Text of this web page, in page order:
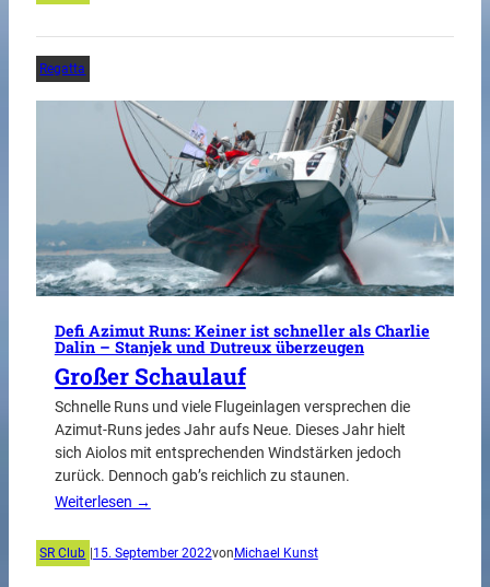
Regatta
Defi Azimut Runs: Keiner ist schneller als Charlie
Dalin – Stanjek und Dutreux überzeugen
Großer Schaulauf
Schnelle Runs und viele Flugeinlagen versprechen die
Azimut-Runs jedes Jahr aufs Neue. Dieses Jahr hielt
sich Aiolos mit entsprechenden Windstärken jedoch
zurück. Dennoch gab’s reichlich zu staunen.
Weiterlesen →
SR Club 15. September 2022von Michael Kunst